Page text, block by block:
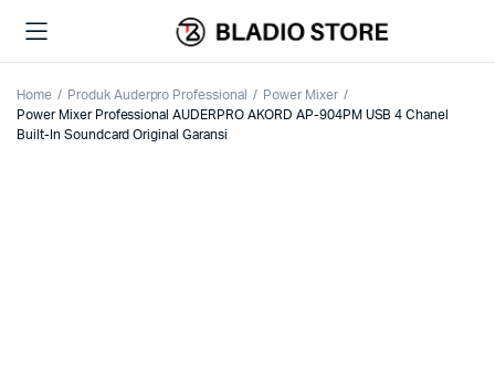
Home Produk Auderpro Professional
Power Mixer
Power Mixer Professional AUDERPRO AKORD AP-904PM USB 4 Chanel
Built-In Soundcard Original Garansi